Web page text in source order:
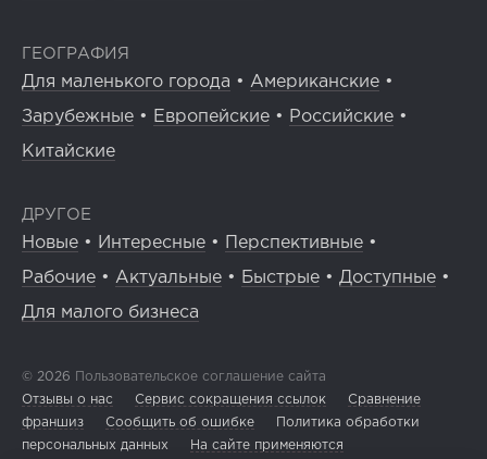
ГЕОГРАФИЯ
Для маленького города • Американские •
Зарубежные • Европейские • Российские •
Китайские
ДРУГОЕ
Новые • Интересные • Перспективные •
Рабочие • Актуальные • Быстрые • Доступные •
Для малого бизнеса
© 2026 Пользовательское соглашение сайта
Отзывы о нас
Сервис сокращения ссылок
Сравнение
франшиз
Сообщить об ошибке
Политика обработки
персональных данных
На сайте применяются